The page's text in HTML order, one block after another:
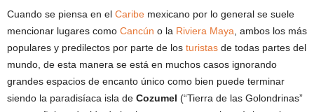
Cuando se piensa en el Caribe mexicano por lo general se suele
mencionar lugares como Cancún o la Riviera Maya , ambos los más
populares y predilectos por parte de los turistas de todas partes del
mundo, de esta manera se está en muchos casos ignorando
grandes espacios de encanto único como bien puede terminar
siendo la paradisíaca isla de Cozumel (“Tierra de las Golondrinas”